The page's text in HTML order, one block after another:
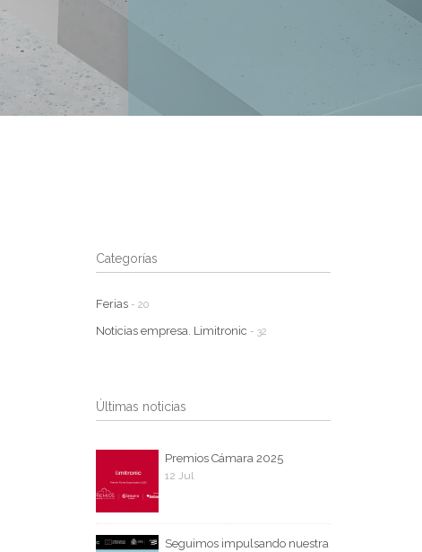
Categorías
Ferias - 20
Noticias empresa. Limitronic - 32
Últimas noticias
Premios Cámara 2025
12 Jul
Seguimos impulsando nuestra